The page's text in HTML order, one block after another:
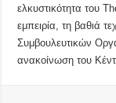
ελκυστικότητα του
εμπειρία, τη βαθιά
Συμβουλευτικών
ανακοίνωση του